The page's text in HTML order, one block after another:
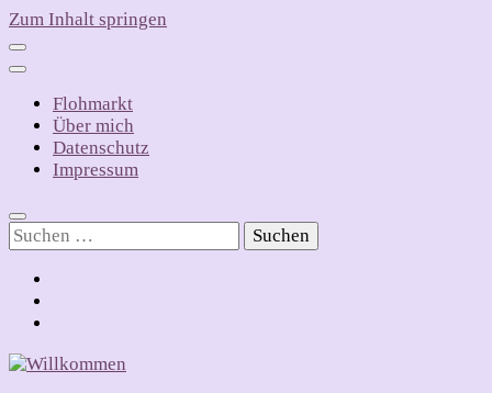
Zum Inhalt springen
Flohmarkt
Über mich
Datenschutz
Impressum
Suchen
nach: